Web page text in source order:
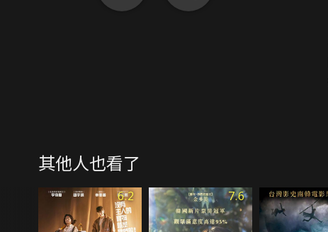
其他人也看了
6.2 7.6